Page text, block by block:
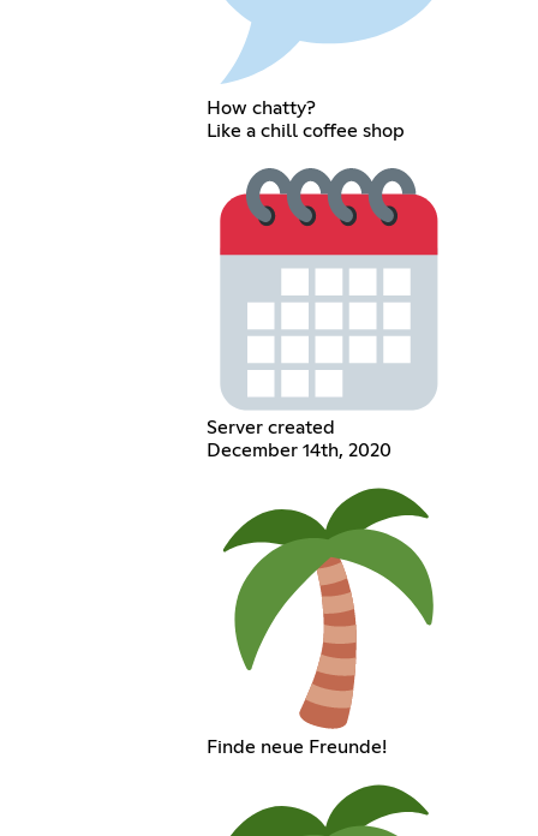
How chatty?
Like a chill coffee shop
Server created
December 14th, 2020
Finde neue Freunde!